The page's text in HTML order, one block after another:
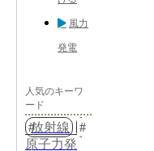
風力
発電
人気のキーワ
ード
放射線
原子力発